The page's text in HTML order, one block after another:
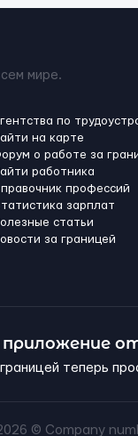
мире.
по
на карте
о работе за
работника
профессий
зарплат
статьи
за границей
теперь
© Company